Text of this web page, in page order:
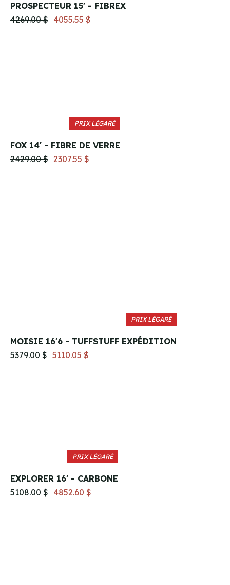
PROSPECTEUR 15' - FIBREX
4269.00 $ 4055.55 $
PRIX LÉGARÉ
FOX 14' - FIBRE DE VERRE
2429.00 $ 2307.55 $
PRIX LÉGARÉ
MOISIE 16'6 - TUFFSTUFF EXPÉDITION
5379.00 $ 5110.05 $
PRIX LÉGARÉ
EXPLORER 16' - CARBONE
5108.00 $ 4852.60 $